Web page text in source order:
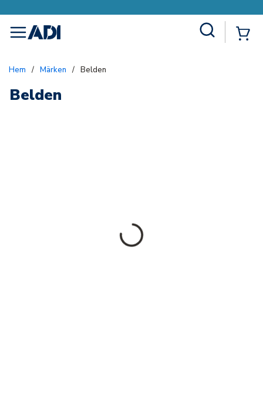
menu
Hem / Märken / Belden
Belden